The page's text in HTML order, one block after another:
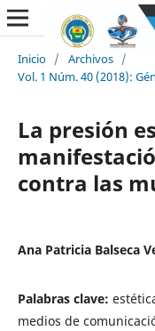
Inicio / Archivos /
Vol. 1 Núm. 40 (2018):
La presión
contra las
Ana Patricia Balseca
Palabras clave:
medios de